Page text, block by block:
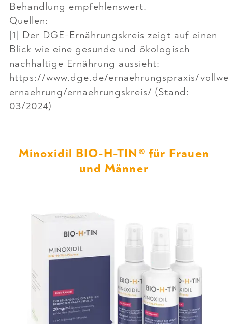
Behandlung empfehlenswert.
Quellen:
[1] Der DGE-Ernährungskreis zeigt auf einen
Blick wie eine gesunde und ökologisch
nachhaltige Ernährung aussieht:
https://www.dge.de/ernaehrungspraxis/
ernaehrung/ernaehrungskreis/ (Stand:
03/2024)
Minoxidil BIO-H-TIN® für Frauen
und Männer